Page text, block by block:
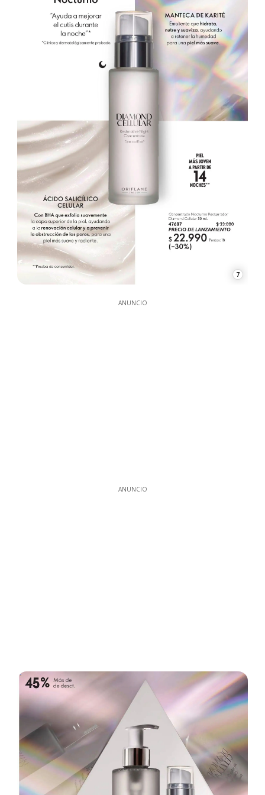
7
ANUNCIO
ANUNCIO